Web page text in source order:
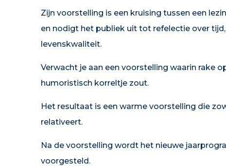
Zijn voorstelling is een kruising tussen een
en nodigt het publiek uit tot refelectie over
levenskwaliteit.
Verwacht je aan een voorstelling waarin rake
humoristisch korreltje zout.
Het resultaat is een warme voorstelling die
relativeert.
Na de voorstelling wordt het nieuwe
voorgesteld.